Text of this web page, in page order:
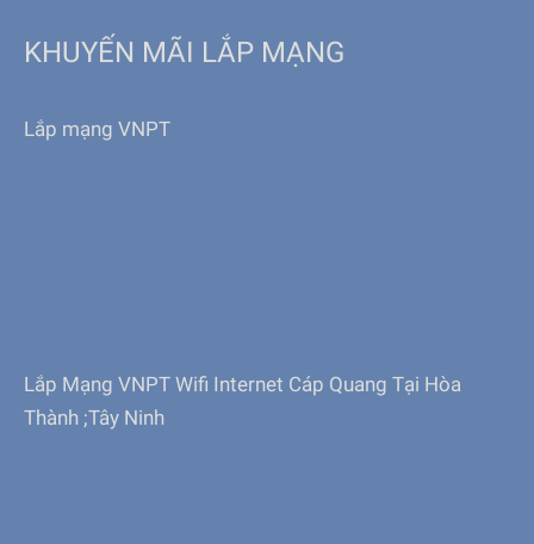
KHUYẾN MÃI LẮP MẠNG
Lắp mạng VNPT
Lắp Mạng VNPT Wifi Internet Cáp Quang Tại Hòa
Thành ;Tây Ninh